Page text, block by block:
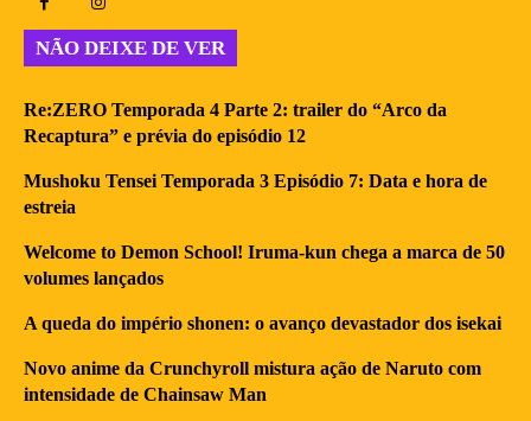
NÃO DEIXE DE VER
Re:ZERO Temporada 4 Parte 2: trailer do “Arco da
Recaptura” e prévia do episódio 12
Mushoku Tensei Temporada 3 Episódio 7: Data e hora de
estreia
Welcome to Demon School! Iruma-kun chega a marca de 50
volumes lançados
A queda do império shonen: o avanço devastador dos isekai
Novo anime da Crunchyroll mistura ação de Naruto com
intensidade de Chainsaw Man